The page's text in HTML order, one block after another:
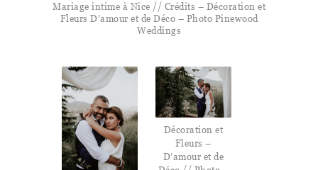
Mariage intime à Nice // Crédits – Décoration et
Fleurs D’amour et de Déco – Photo Pinewood
Weddings
Décoration et
Fleurs –
D’amour et de